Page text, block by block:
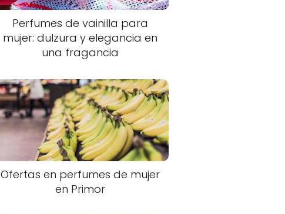
Perfumes de vainilla para
mujer: dulzura y elegancia en
una fragancia
Ofertas en perfumes de mujer
en Primor